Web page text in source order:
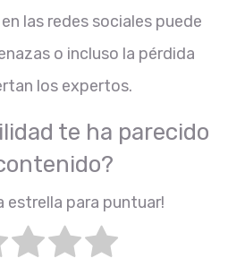
las redes sociales puede
o incluso la pérdida
los expertos.
te ha parecido
estrella para puntuar!